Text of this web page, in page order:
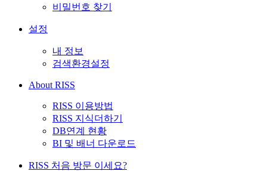
비밀번호 찾기
설정
내 정보
검색환경설정
About RISS
RISS 이용방법
RISS 지식더하기
DB연계 현황
BI 및 배너 다운로드
RISS 처음 방문 이세요?